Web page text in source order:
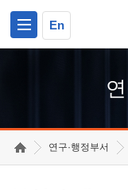
En
연구·행정부서